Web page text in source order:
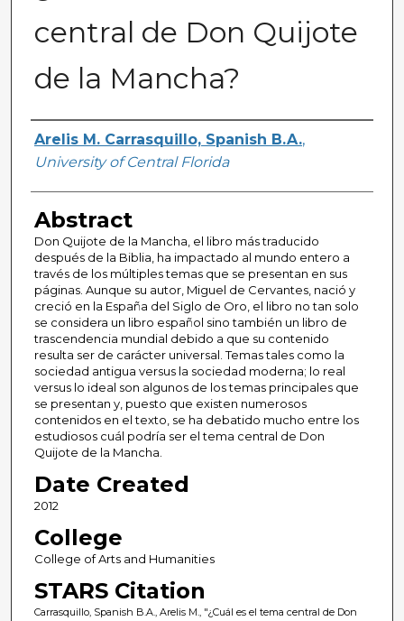
central de Don Quijote
de la Mancha?
Author(s)
Arelis M. Carrasquillo, Spanish B.A.,
University of Central Florida
Abstract
Don Quijote de la Mancha, el libro más traducido
después de la Biblia, ha impactado al mundo entero a
través de los múltiples temas que se presentan en sus
páginas. Aunque su autor, Miguel de Cervantes, nació y
creció en la España del Siglo de Oro, el libro no tan solo
se considera un libro español sino también un libro de
trascendencia mundial debido a que su contenido
resulta ser de carácter universal. Temas tales como la
sociedad antigua versus la sociedad moderna; lo real
versus lo ideal son algunos de los temas principales que
se presentan y, puesto que existen numerosos
contenidos en el texto, se ha debatido mucho entre los
estudiosos cuál podría ser el tema central de Don
Quijote de la Mancha.
Date Created
2012
College
College of Arts and Humanities
STARS Citation
Carrasquillo, Spanish B.A., Arelis M., "¿Cuál es el tema central de Don